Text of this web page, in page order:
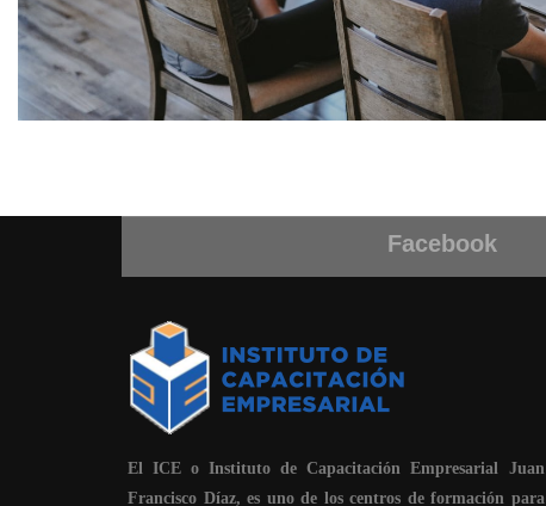
Facebook
El ICE o Instituto de Capacitación Empresarial Juan
Francisco Díaz, es uno de los centros de formación para